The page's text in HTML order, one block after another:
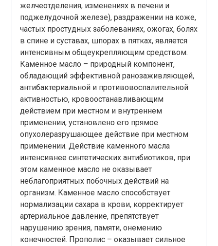
желчеотделения, изменениях в печени и
поджелудочной железе), раздражении на коже,
частых простудных заболеваниях, ожогах, болях
в спине и суставах, шпорах в пятках, является
интенсивным общеукрепляющим средством.
Каменное масло – природный компонент,
обладающий эффективной ранозаживляющей,
антибактериальной и противовоспалительной
активностью, кровоостанавливающим
действием при местном и внутреннем
применении, установлено его прямое
опухолеразрушающее действие при местном
применении. Действие каменного масла
интенсивнее синтетических антибиотиков, при
этом каменное масло не оказывает
неблагоприятных побочных действий на
организм. Каменное масло способствует
нормализации сахара в крови, корректирует
артериальное давление, препятствует
нарушению зрения, памяти, онемению
конечностей. Прополис – оказывает сильное